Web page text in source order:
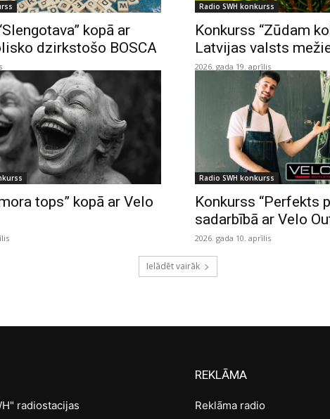
kopā ar
dzirkstošo BOSCA
Radio SWH konkurss
Konkurss “Zūdam
Latvijas valsts
2026. gada 19. aprīlis
tops” kopā ar Velo
Radio SWH konkurss
Konkurss “Perfekts
sadarbībā ar Velo
2026. gada 10. aprīlis
Ielādēt vairāk
radiostacijas
REKLĀMA
Reklāma radio